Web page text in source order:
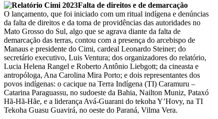
Falta de direitos e de demarcação
O lançamento, que foi iniciado com um ritual indígena e denúncias
da falta de direitos e da toma de providências das autoridades no
Mato Grosso do Sul, algo que se agrava diante da falta de
demarcação das terras, contou com a presença do arcebispo de
Manaus e presidente do Cimi, cardeal Leonardo Steiner; do
secretário executivo, Luis Ventura; dos organizadores do relatório,
Lucia Helena Rangel e Roberto Antônio Liebgott; da cineasta e
antropóloga, Ana Carolina Mira Porto; e dois representantes dos
povos indígenas: o cacique na Terra Indígena (TI) Caramuru –
Catarina Paraguassu, no sudoeste da Bahia, Nailton Muniz, Pataxó
Hã-Hã-Hãe, e a liderança Avá-Guarani do tekoha Y’Hovy, na TI
Tekoha Guasu Guavirá, no oeste do Paraná, Vilma Vera.